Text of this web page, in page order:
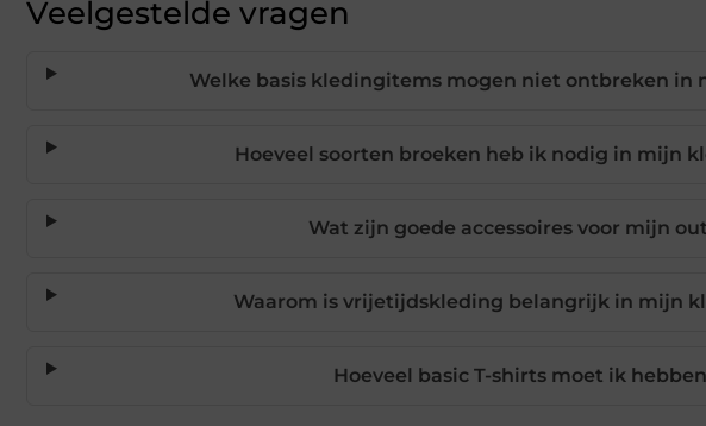
Veelgestelde vragen
Welke basis kledingitems mogen niet ontbreken in
Hoeveel soorten broeken heb ik nodig in mijn
Wat zijn goede accessoires voor mijn
Waarom is vrijetijdskleding belangrijk in mijn
Hoeveel basic T-shirts moet ik